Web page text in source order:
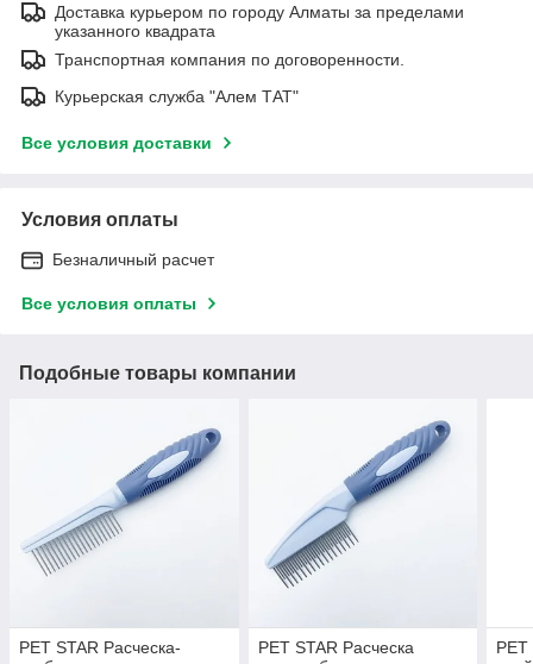
Доставка курьером по городу Алматы за пределами
указанного квадрата
Транспортная компания по договоренности.
Курьерская служба "Алем ТАТ"
Все условия доставки
Условия оплаты
Безналичный расчет
Все условия оплаты
Подобные товары компании
PET STAR Расческа-
PET STAR Расческа
PET